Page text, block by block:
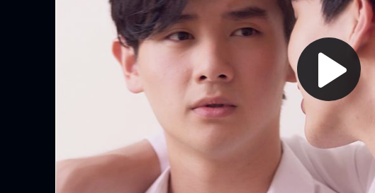
Play
Video